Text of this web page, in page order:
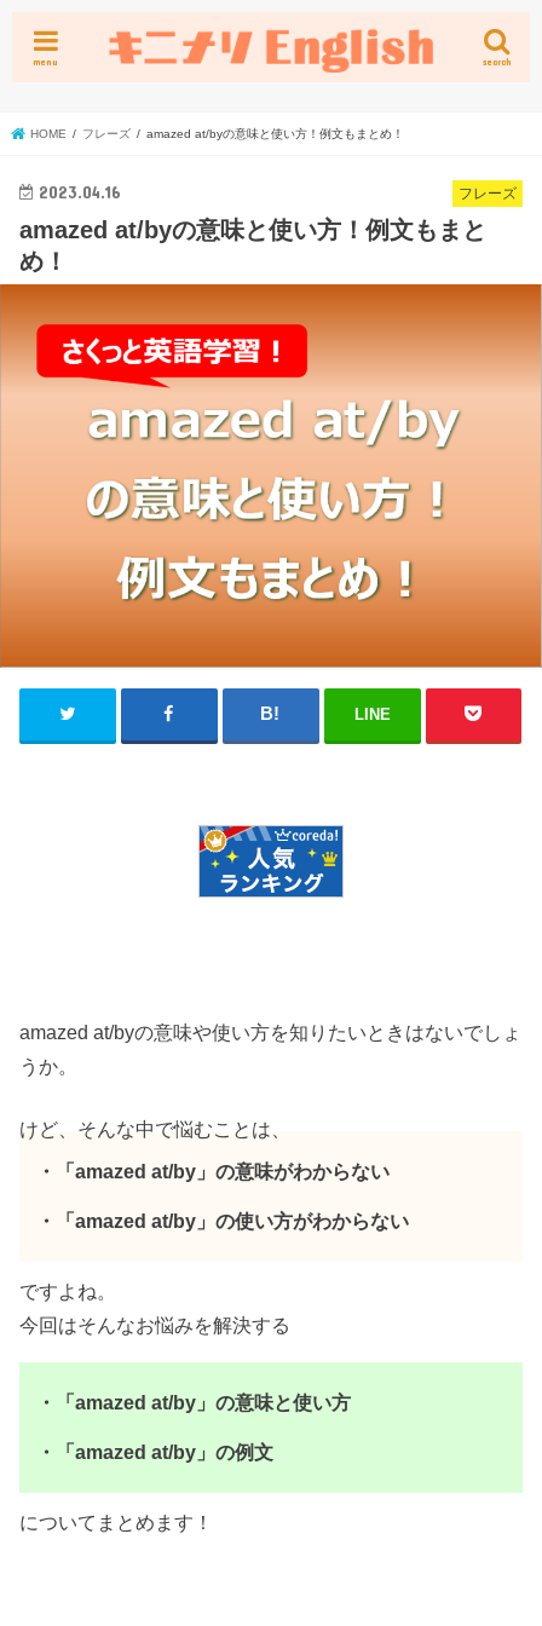
search
menu
HOME フレーズ amazed at/byの意味と使い方！例文もまとめ！
フレーズ
2023.04.16
amazed at/byの意味と使い方！例文もまと
め！
LINE
amazed at/byの意味や使い方を知りたいときはないでしょ
うか。
けど、そんな中で悩むことは、
・「amazed at/by」の意味がわからない
・「amazed at/by」の使い方がわからない
ですよね。
今回はそんなお悩みを解決する
・「amazed at/by」の意味と使い方
・「amazed at/by」の例文
についてまとめます！